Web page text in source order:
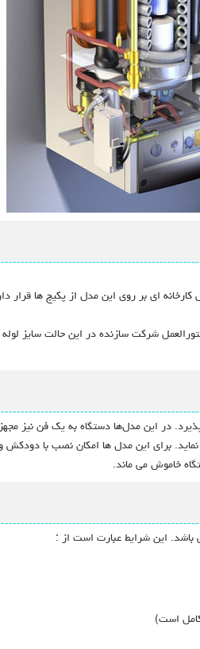
ای بر روی این مدل از پکیج ها قرار
در این مدل‌ها دستگاه به یک فن نیز
نماید. برای این مدل ها امکان نصب با
خاموش می ماند.
باشد. این شرایط عبارت است از :
است)